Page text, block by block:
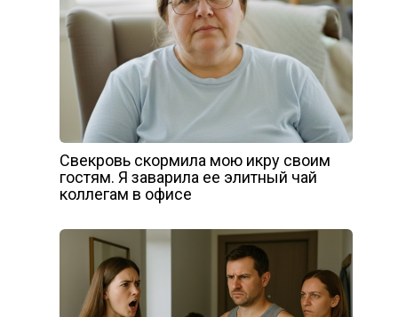
Свекровь скормила мою икру своим
гостям. Я заварила ее элитный чай
коллегам в офисе